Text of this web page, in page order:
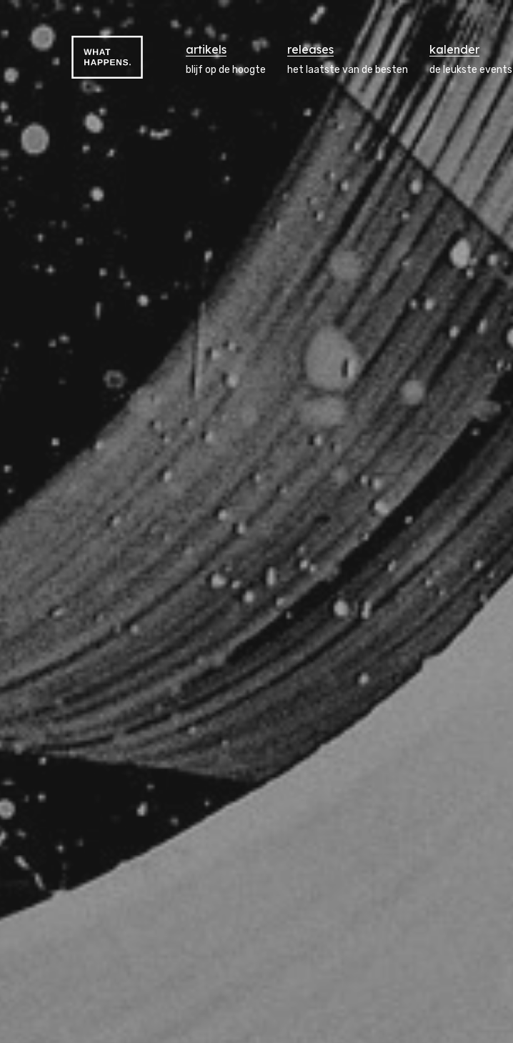
artikels
blijf op de hoogte
releases
het laatste van de besten
kalender
de leukste events